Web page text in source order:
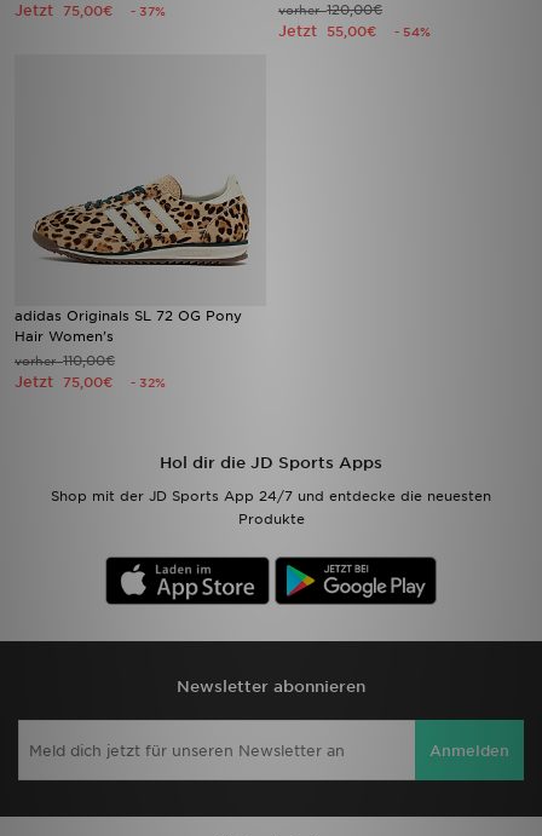
Jetzt 75,00€ - 37% vorher120,00€
Jetzt 55,00€ - 54%
adidas Originals SL 72 OG Pony
Hair Women's
vorher110,00€
Jetzt 75,00€ - 32%
Hol dir die JD Sports Apps
Shop mit der JD Sports App 24/7 und entdecke die neuesten
Produkte
Newsletter abonnieren
Anmelden